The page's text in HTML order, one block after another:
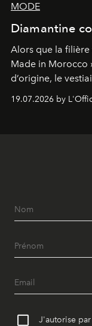
MODE
Diamantine
Alors que la
Made in Morocco
d’origine, le
révise les
19.07.2026 by
J'autorise